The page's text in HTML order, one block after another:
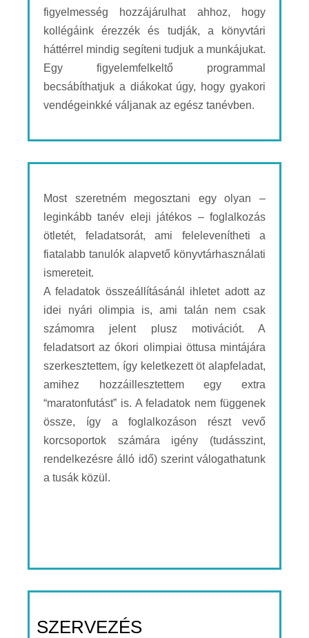
figyelmesség hozzájárulhat ahhoz, hogy
kollégáink érezzék és tudják, a könyvtári
háttérrel mindig segíteni tudjuk a munkájukat.
Egy figyelemfelkeltő programmal
becsábíthatjuk a diákokat úgy, hogy gyakori
vendégeinkké váljanak az egész tanévben.
Most szeretném megosztani egy olyan –
leginkább tanév eleji játékos – foglalkozás
ötletét, feladatsorát, ami felelevenítheti a
fiatalabb tanulók alapvető könyvtárhasználati
ismereteit.
A feladatok összeállításánál ihletet adott az
idei nyári olimpia is, ami talán nem csak
számomra jelent plusz motivációt. A
feladatsort az ókori olimpiai öttusa mintájára
szerkesztettem, így keletkezett öt alapfeladat,
amihez hozzáillesztettem egy extra
“maratonfutást” is. A feladatok nem függenek
össze, így a foglalkozáson részt vevő
korcsoportok számára igény (tudásszint,
rendelkezésre álló idő) szerint válogathatunk
a tusák közül.
SZERVEZÉS